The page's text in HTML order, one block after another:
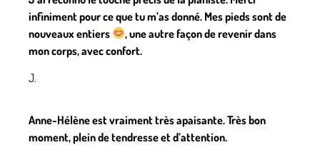
infiniment pour ce que tu m’as donné. Mes pieds sont de
nouveaux entiers
, une autre façon de revenir dans
mon corps, avec confort.
J.
Anne-Hélène est vraiment très apaisante. Très bon
moment, plein de tendresse et d’attention.